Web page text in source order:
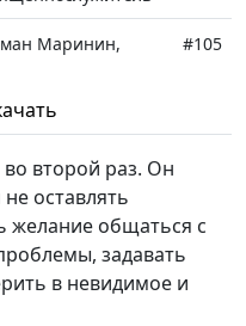
Маринин,
#105
Маринин,
Маринин,
Маринин,
#102
второй раз. Он
оставлять
желание общаться с
задавать
в невидимое и